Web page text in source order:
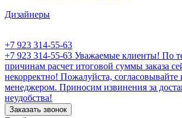
Дизайнеры
+7 923 314-55-63
+7 923 314-55-63 Уважаемые клиенты! По
причинам расчет итоговой суммы заказа
некорректно! Пожалуйста,
менеджером. Приносим извинения за
неудобства!
Заказать звонок